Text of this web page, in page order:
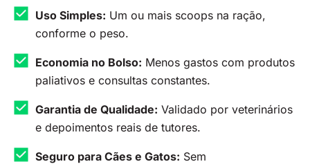
Uso Simples: Um ou mais scoops na ração,
conforme o peso.
Economia no Bolso: Menos gastos com produtos
paliativos e consultas constantes.
Garantia de Qualidade: Validado por veterinários
e depoimentos reais de tutores.
Seguro para Cães e Gatos: Sem